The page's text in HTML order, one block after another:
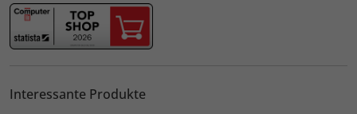
Interessante Produkte